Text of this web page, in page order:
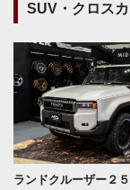
SUV・クロス
ランドクルーザー２